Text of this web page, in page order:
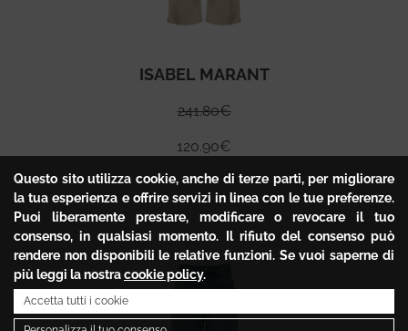
ISABEL MARANT
241.80€
120.90€
Questo sito utilizza cookie, anche di terze parti, per migliorare
la tua esperienza e offrire servizi in linea con le tue preferenze.
Puoi liberamente prestare, modificare o revocare il tuo
consenso, in qualsiasi momento. Il rifiuto del consenso può
rendere non disponibili le relative funzioni. Se vuoi saperne di
più leggi la nostracookie policy.
Accetta tutti i cookie